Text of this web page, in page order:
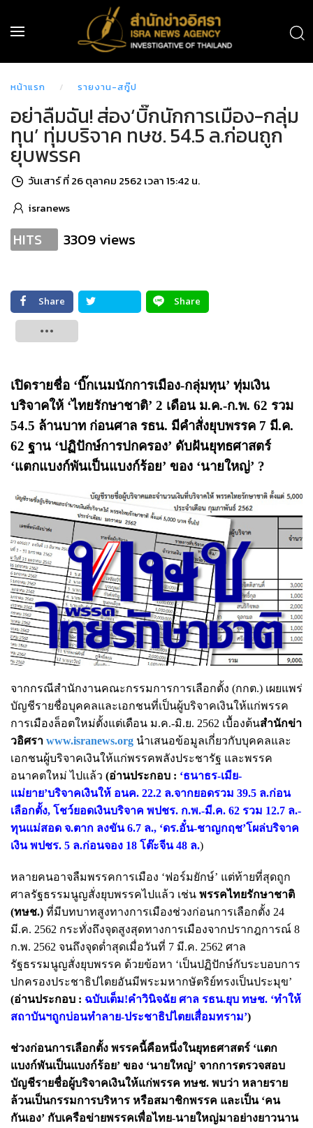
หน้าแรก รายงาน-สกู๊ป
อย่าลืมฉัน! ส่อง‘บิ๊กนักการเมือง-กลุ่ม
ทุน’ ทุ่มบริจาค ทษช. 54.5 ล.ก่อนถูก
ยุบพรรค
วันเสาร์ ที่ 26 ตุลาคม 2562 เวลา 15:42 น.
isranews
HITS 3309 views
Share
Share
เปิดรายชื่อ ‘บิ๊กเนมนักการเมือง-กลุ่มทุน’ ทุ่มเงิน
บริจาคให้ ‘ไทยรักษาชาติ’ 2 เดือน ม.ค.-ก.พ. 62 รวม
54.5 ล้านบาท ก่อนศาล รธน. มีคำสั่งยุบพรรค 7 มี.ค.
62 ฐาน ‘ปฏิปักษ์การปกครอง’ ดับฝันยุทธศาสตร์
‘แตกแบงก์พันเป็นแบงก์ร้อย’ ของ ‘นายใหญ่’ ?
จากกรณีสำนักงานคณะกรรมการการเลือกตั้ง (กกต.) เผยแพร่
บัญชีรายชื่อบุคคลและเอกชนที่เป็นผู้บริจาคเงินให้แก่พรรค
การเมืองล็อตใหม่ตั้งแต่เดือน ม.ค.-มิ.ย. 2562 เบื้องต้นสำนักข่า
วอิศรา www.isranews.org นำเสนอข้อมูลเกี่ยวกับบุคคลและ
เอกชนผู้บริจาคเงินให้แก่พรรคพลังประชารัฐ และพรรค
อนาคตใหม่ ไปแล้ว (อ่านประกอบ : ‘ธนาธร-เมีย-
แม่ยาย’บริจาคเงินให้ อนค. 22.2 ล.จากยอดรวม 39.5 ล.ก่อน
เลือกตั้ง, โชว์ยอดเงินบริจาค พปชร. ก.พ.-มี.ค. 62 รวม 12.7 ล.-
ทุนแม่สอด จ.ตาก ลงขัน 6.7 ล., ‘ดร.อั๋น-ชาญกฤช’โผล่บริจาค
เงิน พปชร. 5 ล.ก่อนจอง 18 โต๊ะจีน 48 ล.)
หลายคนอาจลืมพรรคการเมือง ‘ฟอร์มยักษ์’ แต่ท้ายที่สุดถูก
ศาลรัฐธรรมนูญสั่งยุบพรรคไปแล้ว เช่น พรรคไทยรักษาชาติ
(ทษช.) ที่มีบทบาทสูงทางการเมืองช่วงก่อนการเลือกตั้ง 24
มี.ค. 2562 กระทั่งถึงจุดสูงสุดทางการเมืองจากปรากฎการณ์ 8
ก.พ. 2562 จนถึงจุดต่ำสุดเมื่อวันที่ 7 มี.ค. 2562 ศาล
รัฐธรรมนูญสั่งยุบพรรค ด้วยข้อหา ‘เป็นปฏิปักษ์กับระบอบการ
ปกครองประชาธิปไตยอันมีพระมหากษัตริย์ทรงเป็นประมุข’
(อ่านประกอบ : ฉบับเต็ม!คำวินิจฉัย ศาล รธน.ยุบ ทษช. ‘ทำให้
สถาบันฯถูกบ่อนทำลาย-ประชาธิปไตยเสื่อมทราม’)
ช่วงก่อนการเลือกตั้ง พรรคนี้คือหนึ่งในยุทธศาสตร์ ‘แตก
แบงก์พันเป็นแบงก์ร้อย’ ของ ‘นายใหญ่’ จากการตรวจสอบ
บัญชีรายชื่อผู้บริจาคเงินให้แก่พรรค ทษช. พบว่า หลายราย
ล้วนเป็นกรรมการบริหาร หรือสมาชิกพรรค และเป็น ‘คน
กันเอง’ กับเครือข่ายพรรคเพื่อไทย-นายใหญ่มาอย่างยาวนาน